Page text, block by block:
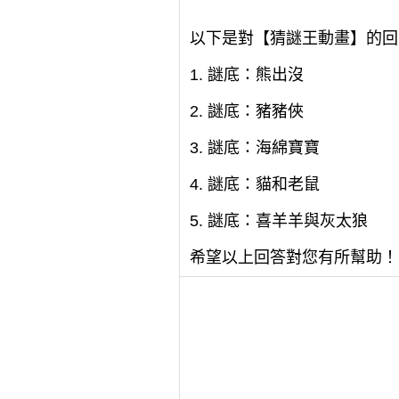
以下是對【猜謎王動畫】的
1. 謎底：熊出沒
2. 謎底：豬豬俠
3. 謎底：海綿寶寶
4. 謎底：貓和老鼠
5. 謎底：喜羊羊與灰太狼
希望以上回答對您有所幫助！